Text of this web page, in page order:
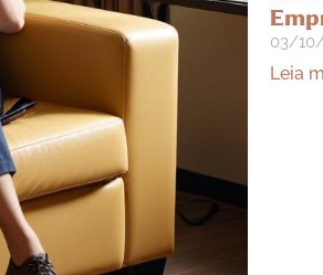
03/
Leia